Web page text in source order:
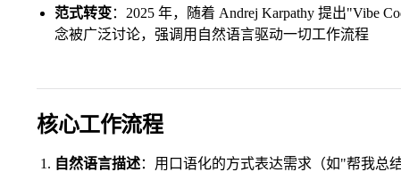
范式转变：2025 年，随着 Andrej Karpathy 提出"Vibe
念被广泛讨论，强调用自然语言驱动一切工作流程
核心工作流程
自然语言描述：用口语化的方式表达需求（如"帮我总